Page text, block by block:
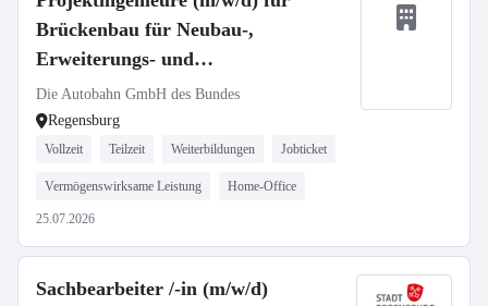
Brückenbau für Neubau-,
Erweiterungs- und
Erhaltungsmaßnahmen
Die Autobahn GmbH des Bundes
Regensburg
Vollzeit Teilzeit Weiterbildungen Jobticket
Vermögenswirksame Leistung Home-Office
25.07.2026
Sachbearbeiter /-in (m/w/d)